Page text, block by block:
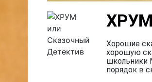
ХРУМ
Хорошие
хорошую
школьники
порядок в